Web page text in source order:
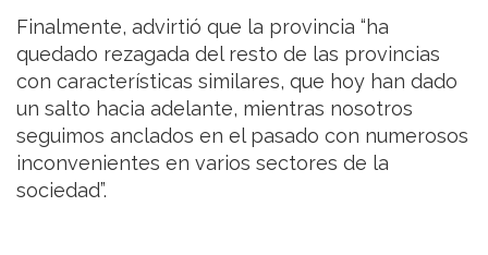
Finalmente, advirtió que la provincia “ha
quedado rezagada del resto de las provincias
con características similares, que hoy han dado
un salto hacia adelante, mientras nosotros
seguimos anclados en el pasado con numerosos
inconvenientes en varios sectores de la
sociedad”.